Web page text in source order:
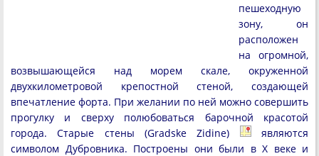
пешеходную
зону, он
расположен
на огромной,
возвышающейся над морем скале, окруженной
двухкилометровой крепостной стеной, создающей
впечатление форта. При желании по ней можно совершить
прогулку и сверху полюбоваться барочной красотой
города. Старые стены (Gradske Zidine)
являются
символом Дубровника. Построены они были в X веке и